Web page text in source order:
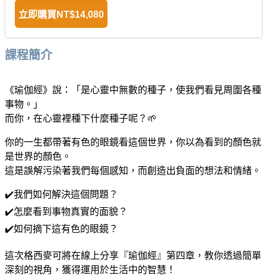
立即購買 NT$14,080
課程簡介
《瑜伽經》說：「是心靈中無數的種子，使我們看見周圍各種
事物。」
而你，在心靈裡種下什麼種子呢？🌱
你的一生都帶著有色的眼鏡看這個世界，你以為看到的顏色就
是世界的顏色。
這是誤解污染著我們每個感知，而創造出負面的想法和情緒。
✔️我們如何解決這個問題？
✔️怎麼看到事物真實的面貌？
✔️如何摘下這有色的眼鏡？
這次格西麥可將在線上分享『瑜伽經』第四章，教你透過簡單
深刻的視角，獲得運用於生活中的智慧！